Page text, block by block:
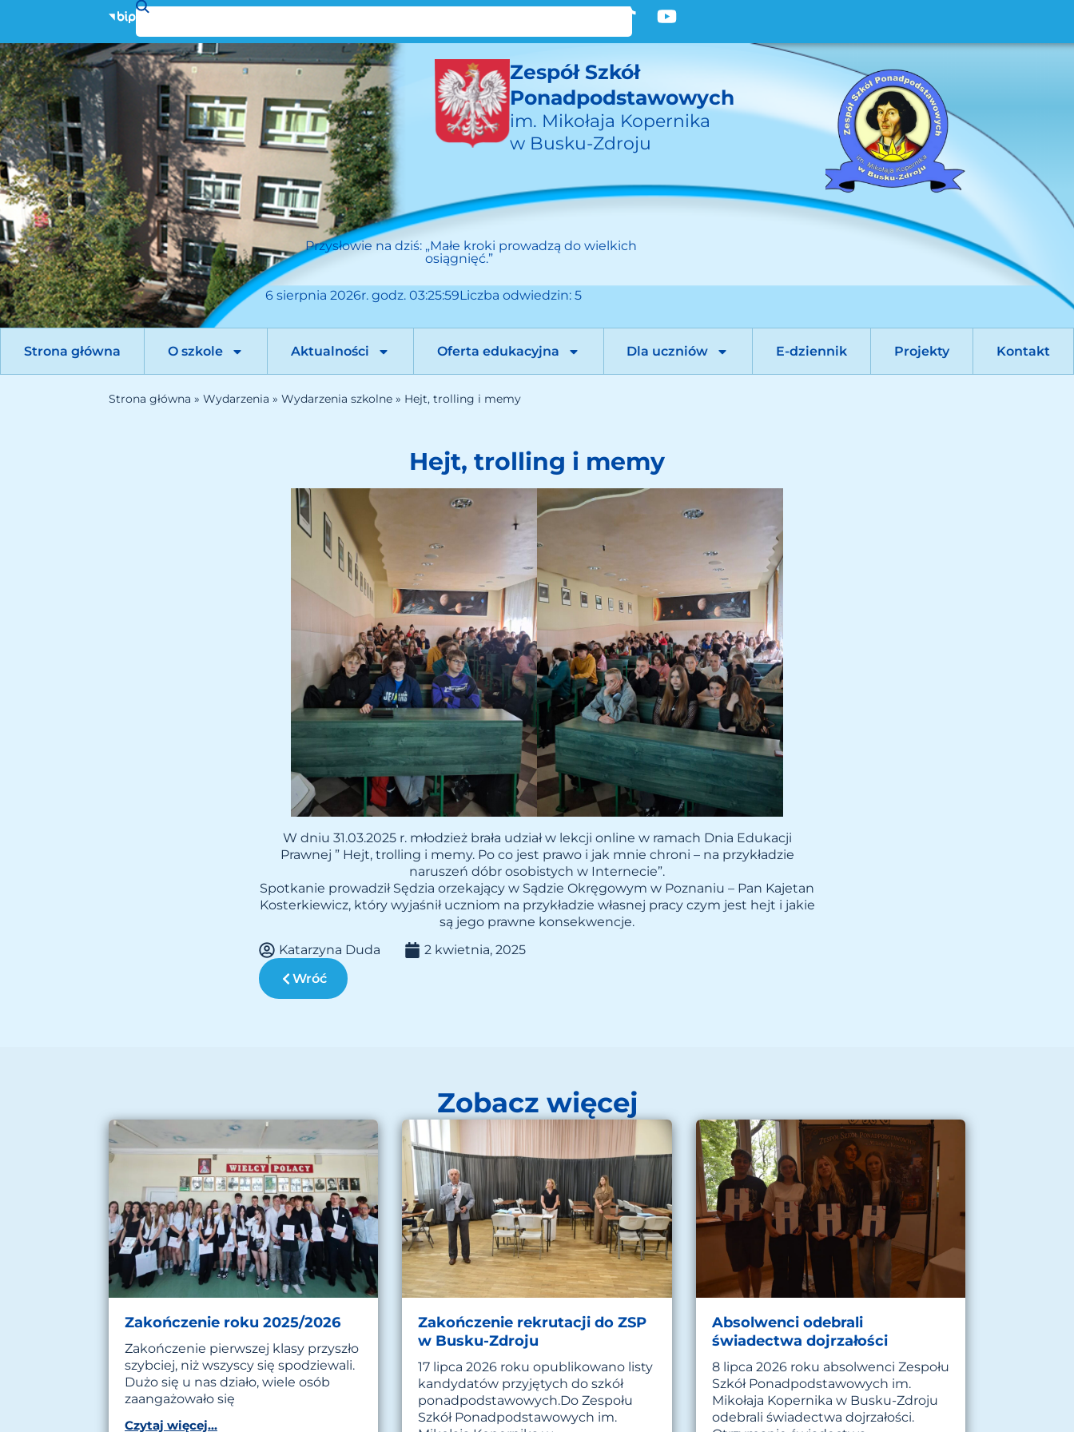
Zespół Szkół
Ponadpodstawowych
im. Mikołaja Kopernika
w Busku-Zdroju
Przysłowie na dziś: „Małe kroki prowadzą do wielkich
osiągnięć.”
6 sierpnia 2026r. godz. 03:25:59Liczba odwiedzin: 5
Strona główna O szkole Aktualności Oferta edukacyjna Dla uczniów E-dziennik Projekty Kontakt
Strona główna » Wydarzenia » Wydarzenia szkolne » Hejt, trolling i memy
Hejt, trolling i memy
W dniu 31.03.2025 r. młodzież brała udział w lekcji online w ramach Dnia Edukacji
Prawnej ” Hejt, trolling i memy. Po co jest prawo i jak mnie chroni – na przykładzie
naruszeń dóbr osobistych w Internecie”.
Spotkanie prowadził Sędzia orzekający w Sądzie Okręgowym w Poznaniu – Pan Kajetan
Kosterkiewicz, który wyjaśnił uczniom na przykładzie własnej pracy czym jest hejt i jakie
są jego prawne konsekwencje.
Katarzyna Duda
2 kwietnia, 2025
Wróć
Zobacz więcej
Zakończenie roku 2025/2026
Zakończenie pierwszej klasy przyszło
szybciej, niż wszyscy się spodziewali.
Dużo się u nas działo, wiele osób
zaangażowało się
Czytaj więcej...
Zakończenie rekrutacji do ZSP
w Busku-Zdroju
17 lipca 2026 roku opublikowano listy
kandydatów przyjętych do szkół
ponadpodstawowych.Do Zespołu
Szkół Ponadpodstawowych im.
Absolwenci odebrali
świadectwa dojrzałości
8 lipca 2026 roku absolwenci Zespołu
Szkół Ponadpodstawowych im.
Mikołaja Kopernika w Busku-Zdroju
odebrali świadectwa dojrzałości.